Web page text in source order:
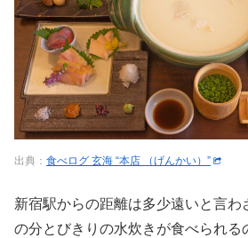
出典： 食べログ 玄海 “本店 （げんかい）”
新宿駅からの距離は多少遠いと言わ
の分とびきりの水炊きが食べられる